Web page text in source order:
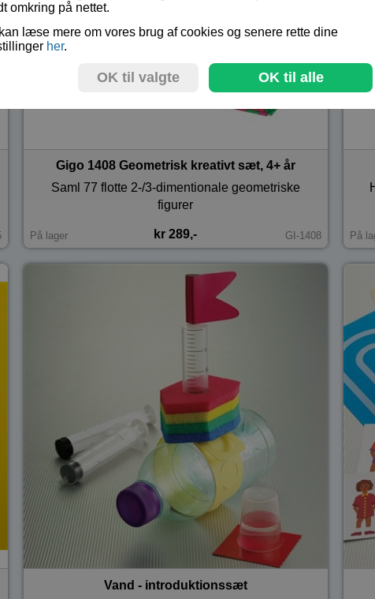
Gigo 1408 Geometrisk kreativt sæt, 4+ år
Saml 77 flotte 2-/3-dimentionale geometriske
figurer
På lager kr 289,- GI-1408 På
Vand - introduktionssæt
omkring på nettet.
læse mere om vores brug af cookies og senere rette dine
her.
OK til valgte OK til alle